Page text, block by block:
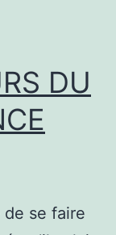
DU
de se faire